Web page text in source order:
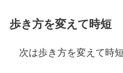
歩き方を変えて時短
次は歩き方を変えて時短